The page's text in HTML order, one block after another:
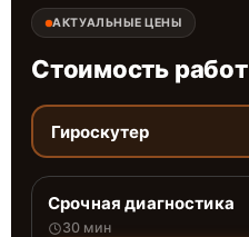
АКТУАЛЬНЫЕ ЦЕНЫ
Стоимость работ
Гироскутер
Срочная диагностика
30 мин